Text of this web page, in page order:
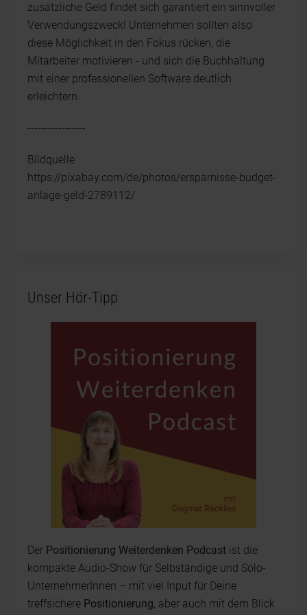
zusätzliche Geld findet sich garantiert ein sinnvoller
Verwendungszweck! Unternehmen sollten also
diese Möglichkeit in den Fokus rücken, die
Mitarbeiter motivieren - und sich die Buchhaltung
mit einer professionellen Software deutlich
erleichtern.
-----------------
Bildquelle
https://pixabay.com/de/photos/ersparnisse-budget-
anlage-geld-2789112/
Unser Hör-Tipp
Der Positionierung Weiterdenken Podcast ist die
kompakte Audio-Show für Selbständige und Solo-
UnternehmerInnen – mit viel Input für Deine
treffsichere Positionierung , aber auch mit dem Blick